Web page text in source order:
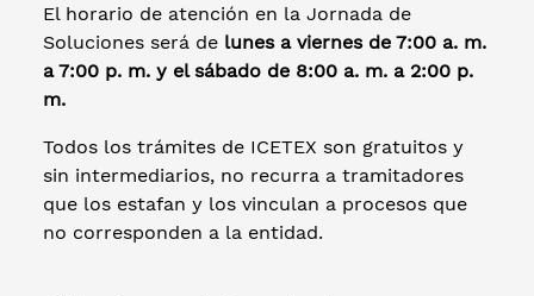
El horario de atención en la Jornada de
Soluciones será de lunes a viernes de 7:00 a. m.
a 7:00 p. m. y el sábado de 8:00 a. m. a 2:00 p.
m.
Todos los trámites de ICETEX son gratuitos y
sin intermediarios, no recurra a tramitadores
que los estafan y los vinculan a procesos que
no corresponden a la entidad.